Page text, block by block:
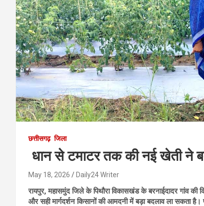
छत्तीसगढ़ जिला
धान से टमाटर तक की नई खेती ने
May 18, 2026 Daily24 Writer
रायपुर, महासमुंद जिले के पिथौरा विकासखंड के बरनाईदादर गांव
और सही मार्गदर्शन किसानों की आमदनी में बड़ा बदलाव ला सकता